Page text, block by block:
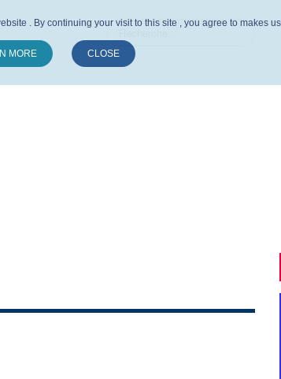
. By continuing your visit to this site , you agree to makes
MORE CLOSE